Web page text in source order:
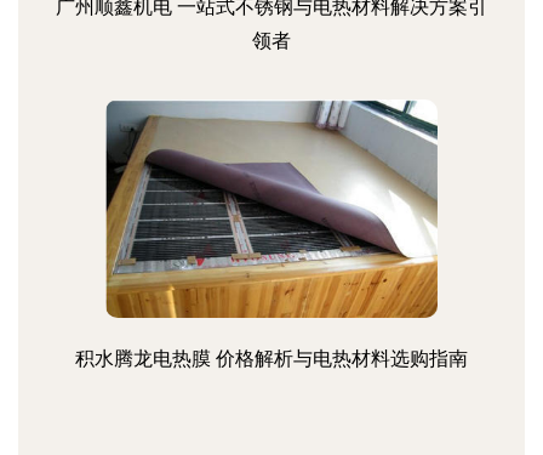
广州顺鑫机电 一站式不锈钢与电热材料解决方案引
领者
积水腾龙电热膜 价格解析与电热材料选购指南